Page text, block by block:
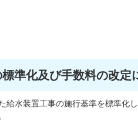
準化及び手数料の改定
給水装置工事の施行基準を標準化